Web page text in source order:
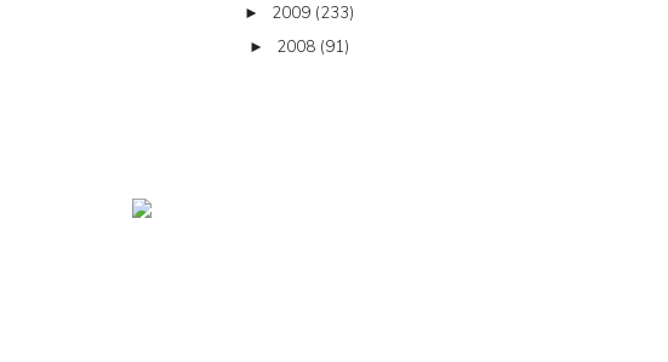
► 2009 (233)
► 2008 (91)